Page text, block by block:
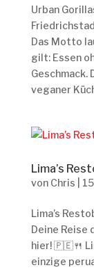
Urban
Das Motto
gilt: Essen
Geschmack.
veganer
Lima’s
von Chris
Lima’s
Deine Reise
hier! 🇵🇪🍴
einzige